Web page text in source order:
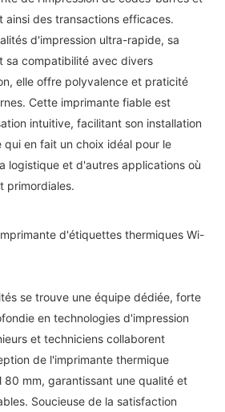
ainsi des transactions efficaces.
d'impression ultra-rapide, sa
sa compatibilité avec divers
elle offre polyvalence et praticité
Cette imprimante fiable est
intuitive, facilitant son installation
qui en fait un choix idéal pour le
logistique et d'autres applications où
primordiales.
d'étiquettes thermiques Wi-
se trouve une équipe dédiée, forte
en technologies d'impression
et techniciens collaborent
de l'imprimante thermique
80 mm, garantissant une qualité et
Soucieuse de la satisfaction